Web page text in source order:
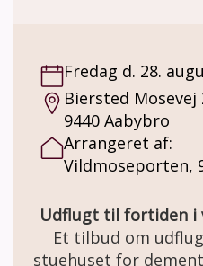
MELSEN
Fredag d. 28.
Biersted Mosevej
9440 Aabybro
Arrangeret af:
Vildmoseporten,
Udflugt til fortiden i
Et tilbud om
stuehuset for